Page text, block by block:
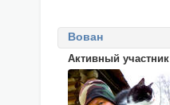
Вован
Активный участник